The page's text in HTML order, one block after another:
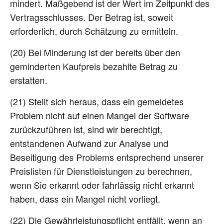
mindert. Maßgebend ist der Wert im Zeitpunkt des
Vertragsschlusses. Der Betrag ist, soweit
erforderlich, durch Schätzung zu ermitteln.
(20) Bei Minderung ist der bereits über den
geminderten Kaufpreis bezahlte Betrag zu
erstatten.
(21) Stellt sich heraus, dass ein gemeldetes
Problem nicht auf einen Mangel der Software
zurückzuführen ist, sind wir berechtigt,
entstandenen Aufwand zur Analyse und
Beseitigung des Problems entsprechend unserer
Preislisten für Dienstleistungen zu berechnen,
wenn Sie erkannt oder fahrlässig nicht erkannt
haben, dass ein Mangel nicht vorliegt.
(22) Die Gewährleistungspflicht entfällt, wenn an